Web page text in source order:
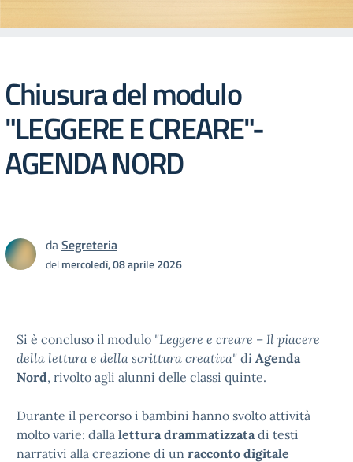
Chiusura del modulo
"LEGGERE E CREARE"-
AGENDA NORD
daSegreteria
delmercoledì, 08 aprile 2026
Si è concluso il modulo "Leggere e creare – Il piacere
della lettura e della scrittura creativa" di Agenda
Nord, rivolto agli alunni delle classi quinte.
Durante il percorso i bambini hanno svolto attività
molto varie: dalla lettura drammatizzatadi testi
narrativi alla creazione di un racconto digitale